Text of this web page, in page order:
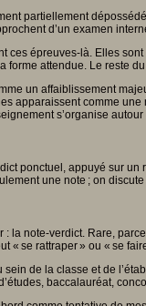
partiellement
d’un examen
ces épreuves-là. Elles
attendue. Le reste
un affaiblissement
comme
s’organise
ponctuel, appuyé sur
une note ; on
note-verdict. Rare,
« se rattraper » ou « se
de la classe et de
baccalauréat,